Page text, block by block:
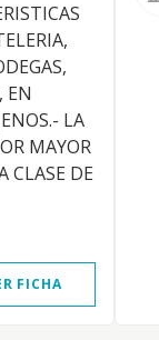
EN
LA
MAYOR
CLASE DE
FICHA